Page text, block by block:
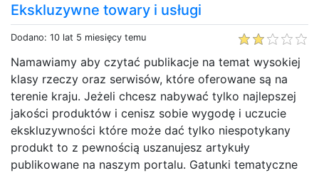
Ekskluzywne towary i usługi
Dodano: 10 lat 5 miesięcy temu
Namawiamy aby czytać publikacje na temat wysokiej
klasy rzeczy oraz serwisów, które oferowane są na
terenie kraju. Jeżeli chcesz nabywać tylko najlepszej
jakości produktów i cenisz sobie wygodę i uczucie
ekskluzywności które może dać tylko niespotykany
produkt to z pewnością uszanujesz artykuły
publikowane na naszym portalu. Gatunki tematyczne